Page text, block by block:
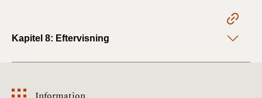
Kapitel 8: Eftervisning